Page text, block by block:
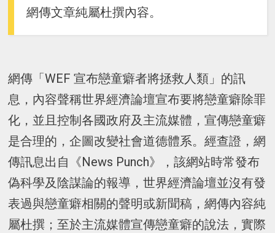
網傳文章純屬杜撰內容。
網傳「WEF 宣布戀童癖者將拯救人類」的訊
息，內容聲稱世界經濟論壇宣布要將戀童癖除罪
化，並且控制各國政府及主流媒體，宣傳戀童癖
是合理的，企圖改變社會道德體系。經查證，網
傳訊息出自《News Punch》，該網站時常發布
偽科學及陰謀論的報導，世界經濟論壇並沒有發
表過與戀童癖相關的聲明或新聞稿，網傳內容純
屬杜撰；至於主流媒體宣傳戀童癖的說法，實際